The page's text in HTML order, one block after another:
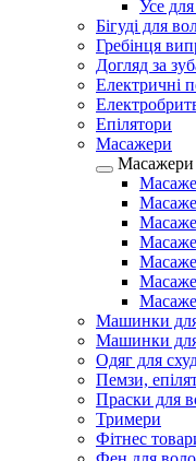
Усе
Бігуді для
Гребінця
Догляд за
Електричні
Епілятори
Масажери
Масажери
Машинки
Машинки
Одяг для
Пемзи,
Праски для
Тримери
Фітнес